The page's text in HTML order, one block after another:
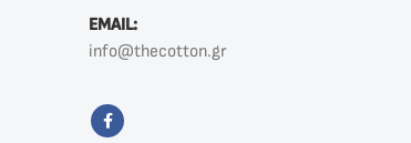
EMAIL:
info@thecotton.gr